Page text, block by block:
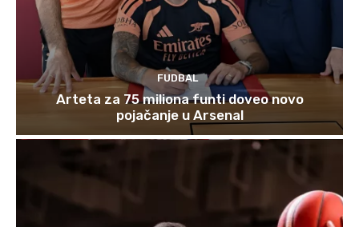
FUDBAL
Arteta za 75 miliona funti doveo novo
pojačanje u Arsenal